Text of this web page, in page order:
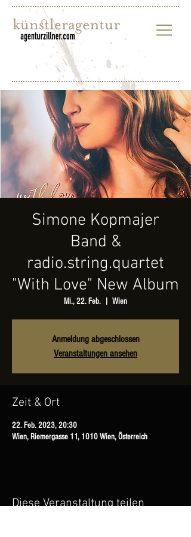
Simone Kopmajer
Band &
radio.string.quartet
"With Love" New Album
Mi., 22. Feb. Wien
Anmeldung abgeschlossen
Veranstaltungen ansehen
Zeit & Ort
22. Feb. 2023, 20:30
Wien, Riemergasse 11, 1010 Wien, Österreich
Diese Veranstaltung teilen